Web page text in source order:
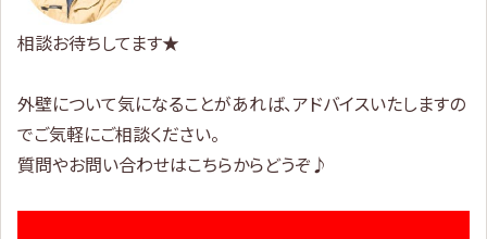
相談お待ちしてます★
外壁について気になることがあれば、アドバイスいたしますの
でご気軽にご相談ください。
質問やお問い合わせはこちらからどうぞ♪